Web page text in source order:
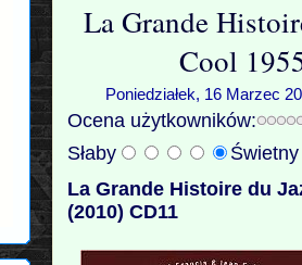
La Grande
Cool
Poniedziałek, 16 Marzec
Ocena użytkowników:
Słaby
La Grande Histoire du
(2010) CD11